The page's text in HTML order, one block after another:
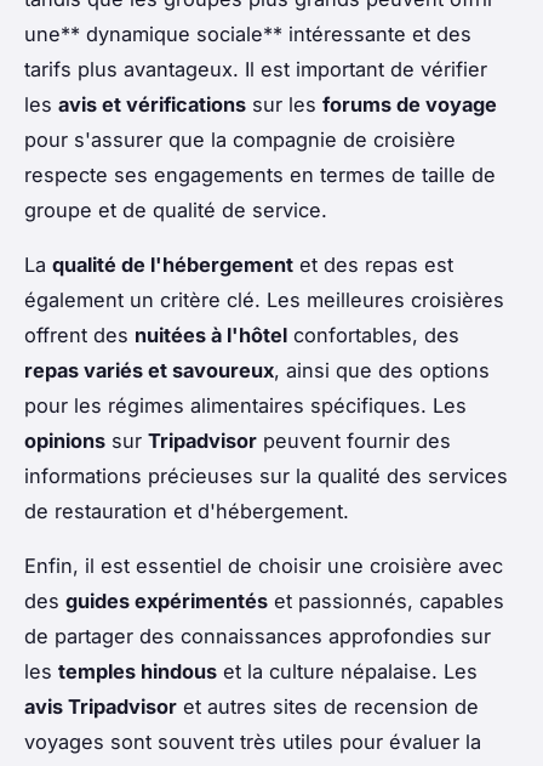
une** dynamique sociale** intéressante et des
tarifs plus avantageux. Il est important de vérifier
les avis et vérifications sur les forums de voyage
pour s'assurer que la compagnie de croisière
respecte ses engagements en termes de taille de
groupe et de qualité de service.
La qualité de l'hébergement et des repas est
également un critère clé. Les meilleures croisières
offrent des nuitées à l'hôtel confortables, des
repas variés et savoureux, ainsi que des options
pour les régimes alimentaires spécifiques. Les
opinions sur Tripadvisor peuvent fournir des
informations précieuses sur la qualité des services
de restauration et d'hébergement.
Enfin, il est essentiel de choisir une croisière avec
des guides expérimentés et passionnés, capables
de partager des connaissances approfondies sur
les temples hindous et la culture népalaise. Les
avis Tripadvisor et autres sites de recension de
voyages sont souvent très utiles pour évaluer la